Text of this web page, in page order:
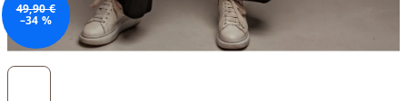
49,90 €
–34 %